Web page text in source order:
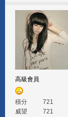
高級會員
積分
721
威望
721